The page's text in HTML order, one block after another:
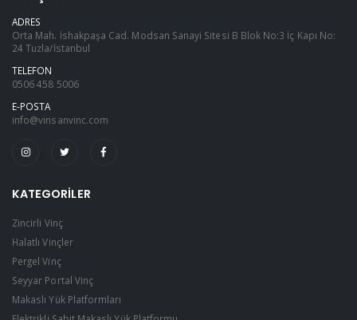
ADRES
Orta Mah. İshakpaşa Cad. Modsan Sanayi Sitesi B Blok No:3 İç Kapı No:
24 Tuzla/İstanbul
TELEFON
0506 458 5006
E-POSTA
info@vinsanvinc.com
KATEGORILER
Zincirli Vinç
Halatlı Vinçler
Pergel Vinç
Seyyar Portal Vinç
Makaslı Yük Platformları